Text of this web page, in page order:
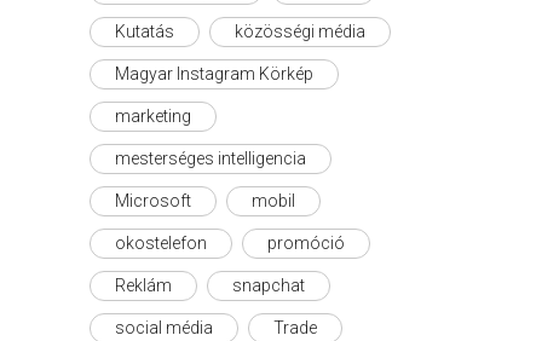
Kutatás közösségi média
Magyar Instagram Körkép
marketing
mesterséges intelligencia
Microsoft mobil
okostelefon promóció
Reklám snapchat
social média Trade